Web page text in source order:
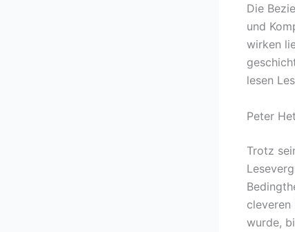
Die
und
wirken
lesen
Peter
Trotz
wurde,